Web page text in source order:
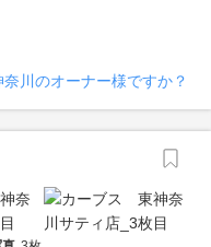
川のオーナー様ですか？